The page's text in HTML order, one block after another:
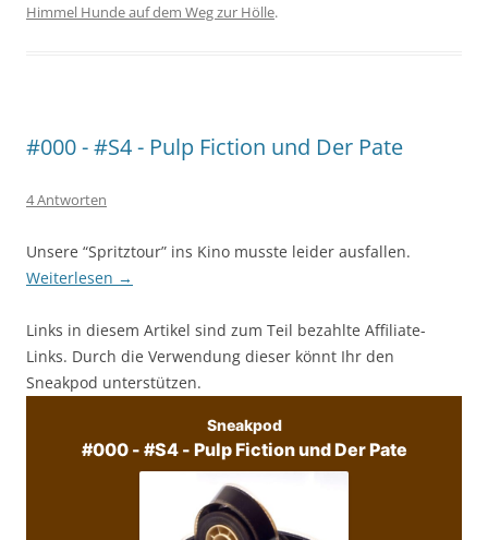
Himmel Hunde auf dem Weg zur Hölle.
#000 - #S4 - Pulp Fiction und Der Pate
4 Antworten
Unsere “Spritztour” ins Kino musste leider ausfallen.
Weiterlesen →
Links in diesem Artikel sind zum Teil bezahlte Affiliate-
Links. Durch die Verwendung dieser könnt Ihr den
Sneakpod unterstützen.